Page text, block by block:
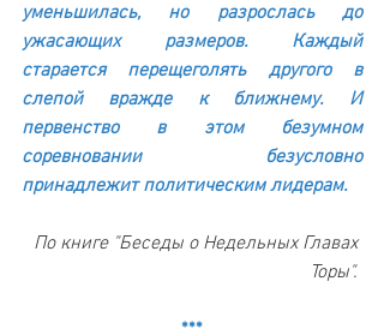
уменьшилась, но разрослась до
ужасающих размеров. Каждый
старается перещеголять другого в
слепой вражде к ближнему. И
первенство в этом безумном
соревновании безусловно
принадлежит политическим лидерам.
По книге "Беседы о Недельных Главах
Торы".